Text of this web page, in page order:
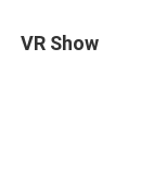
VR Show